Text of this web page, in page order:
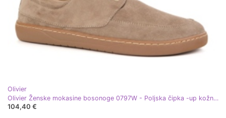
Olivier
Olivier Ženske mokasine bosonoge 0797W - Poljska čipka -up kožna cipela bež
104,40 €